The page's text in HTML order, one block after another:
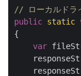
// ローカルドラ
public static
{
var